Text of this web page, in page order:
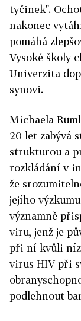
tyčinek".
nakonec
pomáhá
Vysoké školy
Univerzita
synovi.
Michaela
20 let zabývá
strukturou a
rozkládání v
že
jejího
významně
viru, jenž je
při ní kvůli
virus HIV při
podlehnout